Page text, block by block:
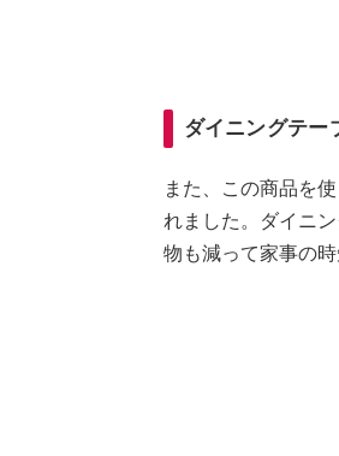
ダイニングテー
また、この商品を
れました。ダイニ
物も減って家事の